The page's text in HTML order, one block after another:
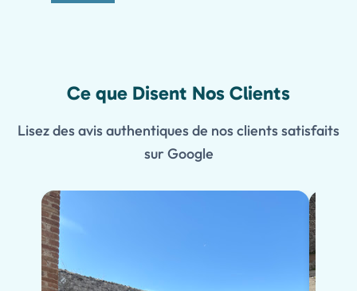
Ce que Disent Nos Clients
Lisez des avis authentiques de nos clients satisfaits
sur Google